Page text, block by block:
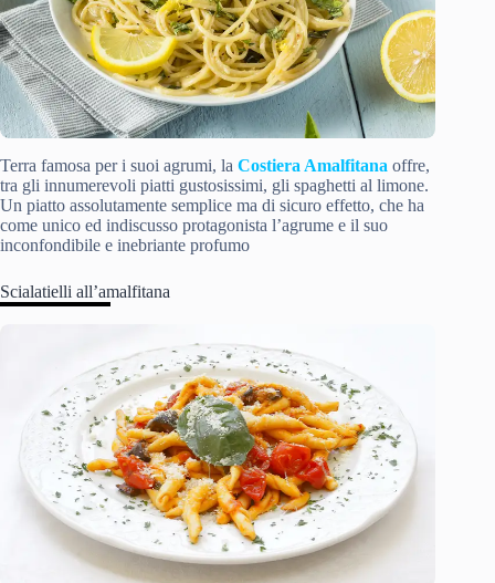
Terra famosa per i suoi agrumi, la Costiera Amalfitana offre,
tra gli innumerevoli piatti gustosissimi, gli spaghetti al limone.
Un piatto assolutamente semplice ma di sicuro effetto, che ha
come unico ed indiscusso protagonista l’agrume e il suo
inconfondibile e inebriante profumo
Scialatielli all’amalfitana